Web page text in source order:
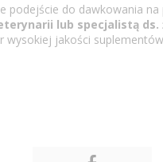
podejście do dawkowania
lub specjalistą ds.
wysokiej jakości